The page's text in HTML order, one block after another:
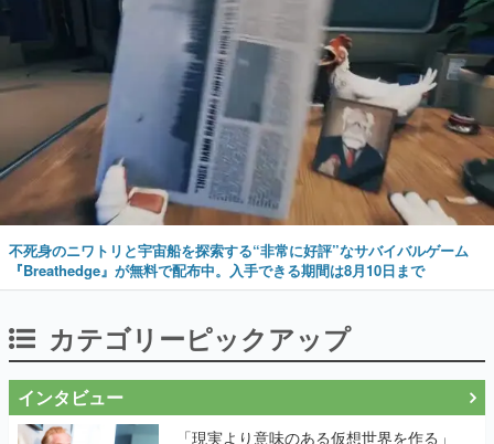
不死身のニワトリと宇宙船を探索する“非常に好評”なサバイバルゲーム
『Breathedge』が無料で配布中。入手できる期間は8月10日まで
カテゴリーピックアップ
インタビュー
「現実より意味のある仮想世界を作る」